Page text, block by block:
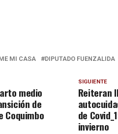
MI CASA DIPUTADO FUENZALIDA
SIGUIENTE
Reiteran
de
invierno
medio
de
Coquimbo